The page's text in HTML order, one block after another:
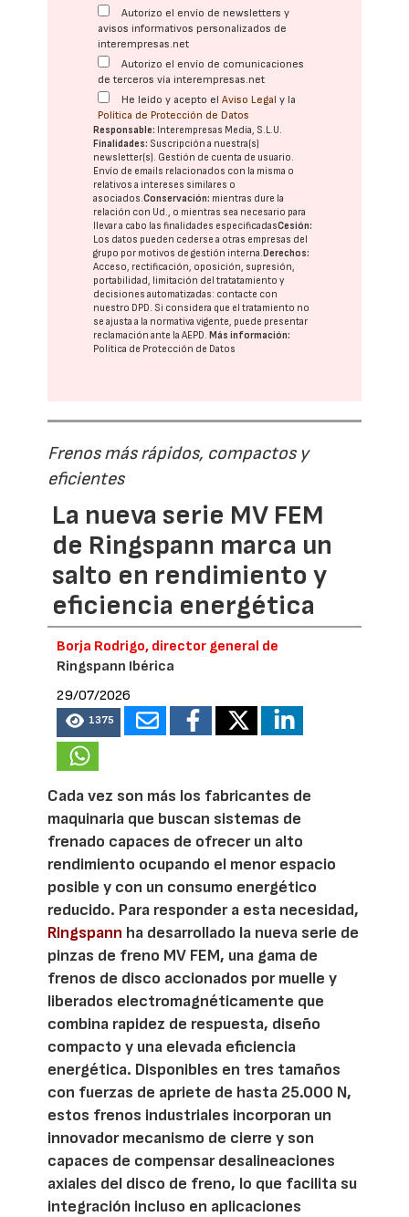
Autorizo el envío de newsletters y
avisos informativos personalizados de
interempresas.net
Autorizo el envío de comunicaciones
de terceros vía interempresas.net
He leído y acepto elAviso Legal y la
Política de Protección de Datos
Responsable: Interempresas Media, S.L.U.
Finalidades: Suscripción a nuestra(s)
newsletter(s). Gestión de cuenta de usuario.
Envío de emails relacionados con la misma o
relativos a intereses similares o
asociados.Conservación: mientras dure la
relación con Ud., o mientras sea necesario para
llevar a cabo las finalidades especificadasCesión:
Los datos pueden cederse a otras empresas del
grupo por motivos de gestión interna. Derechos:
Acceso, rectificación, oposición, supresión,
portabilidad, limitación del tratatamiento y
decisiones automatizadas: contacte con
nuestro DPD. Si considera que el tratamiento no
se ajusta a la normativa vigente, puede presentar
reclamación ante laAEPD. Más información:
Política de Protección de Datos
Frenos más rápidos, compactos y
eficientes
La nueva serie MV FEM
de Ringspann marca un
salto en rendimiento y
eficiencia energética
Borja Rodrigo, director general de
Ringspann Ibérica
29/07/2026
1375
Cada vez son más los fabricantes de
maquinaria que buscan sistemas de
frenado capaces de ofrecer un alto
rendimiento ocupando el menor espacio
posible y con un consumo energético
reducido. Para responder a esta necesidad,
Ringspann ha desarrollado la nueva serie de
pinzas de freno MV FEM, una gama de
frenos de disco accionados por muelle y
liberados electromagnéticamente que
combina rapidez de respuesta, diseño
compacto y una elevada eficiencia
energética. Disponibles en tres tamaños
con fuerzas de apriete de hasta 25.000 N,
estos frenos industriales incorporan un
innovador mecanismo de cierre y son
capaces de compensar desalineaciones
axiales del disco de freno, lo que facilita su
integración incluso en aplicaciones